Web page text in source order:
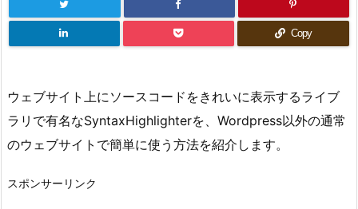
Copy
ウェブサイト上にソースコードをきれいに表示するライブ
ラリで有名なSyntaxHighlighterを、Wordpress以外の通常
のウェブサイトで簡単に使う方法を紹介します。
スポンサーリンク